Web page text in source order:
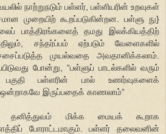
நாற்றுநடும் பள்ளர், பள்ளியரின் உறவுகள்
முறையிற் கூறப்படுகின்றன. பள்ளு நு}
பாத்திரங்களைத் தமது இலக்கியத்திற்
சந்தர்ப்பம் ஏற்படும் வேளைகளில்
முயல்வதை அவதானிக்கலாம்.
போன்று, “பள்ளுப் பாடல்களில் வரும்
பகுதி பள்ளரின் பால் உணர்வுகளைக்
இருப்பதைக் காணலாம்”
தனித்துவம் மிக்க மையக் கூறாக
போராட்டமாகும். பள்ளர் தலைவனின்